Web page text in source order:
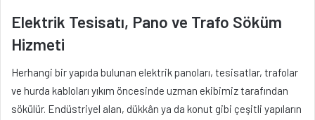
Elektrik Tesisatı, Pano ve Trafo Söküm
Hizmeti
Herhangi bir yapıda bulunan elektrik panoları, tesisatlar, trafolar
ve hurda kabloları yıkım öncesinde uzman ekibimiz tarafından
sökülür. Endüstriyel alan, dükkân ya da konut gibi çeşitli yapıların